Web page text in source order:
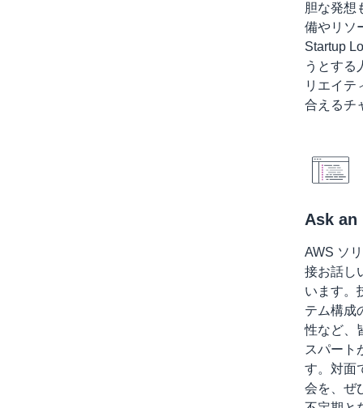
胆な発想
備やリソ
Startup
うとする
リエイテ
合えるチ
Ask an
AWS ソ
接お話し
います。
テム構成
性など、
スパート
す。対面
会を、ぜ